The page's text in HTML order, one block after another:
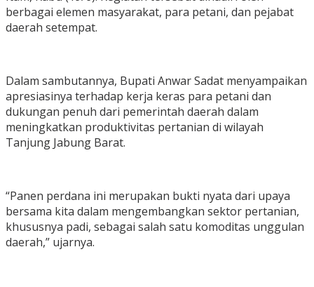
berbagai elemen masyarakat, para petani, dan pejabat
daerah setempat.
Dalam sambutannya, Bupati Anwar Sadat menyampaikan
apresiasinya terhadap kerja keras para petani dan
dukungan penuh dari pemerintah daerah dalam
meningkatkan produktivitas pertanian di wilayah
Tanjung Jabung Barat.
“Panen perdana ini merupakan bukti nyata dari upaya
bersama kita dalam mengembangkan sektor pertanian,
khususnya padi, sebagai salah satu komoditas unggulan
daerah,” ujarnya.